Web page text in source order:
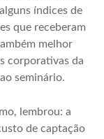
índices de
que receberam
melhor
corporativas da
seminário.
lembrou: a
de captação